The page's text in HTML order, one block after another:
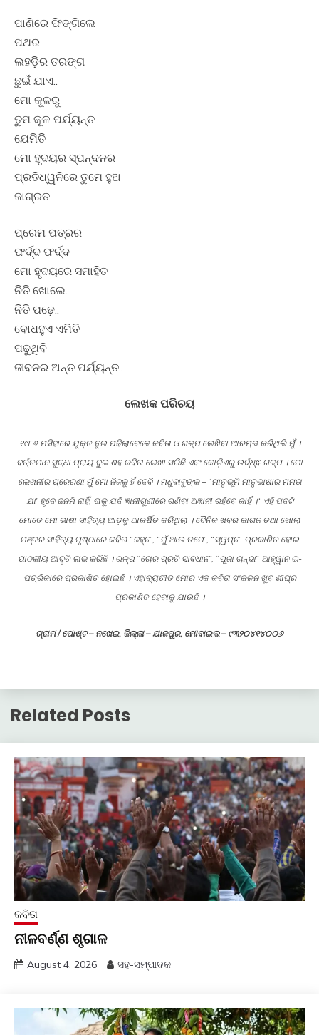
ପାଣିରେ ଫିଙ୍ଗିଲେ
ପଥର
ଲହଡ଼ିର ତରଙ୍ଗ
ଛୁଇଁ ଯାଏ..
ମୋ କୂଳରୁ
ତୁମ କୂଳ ପର୍ଯ୍ୟନ୍ତ
ଯେମିତି
ମୋ ହୃଦୟର ସ୍ପନ୍ଦନର
ପ୍ରତିଧ୍ୱନିରେ ତୁମେ ହୁଅ
ଜାଗ୍ରତ
ପ୍ରେମ ପତ୍ରର
ଫର୍ଦ୍ଦ ଫର୍ଦ୍ଦ
ମୋ ହୃଦୟରେ ସମାହିତ
ନିତି ଖୋଲେ.
ନିତି ପଢ଼େ..
ବୋଧହୁଏ ଏମିତି
ପଢୁଥିବି
ଜୀବନର ଅନ୍ତ ପର୍ଯ୍ୟନ୍ତ..
ଲେଖକ ପରିଚୟ
୧୯୮୬ ମସିହାରେ ଯୁକ୍ତ ଦୁଇ ପଢିଲାବେଳେ କବିତା ଓ ଗଳ୍ପ ଲେଖିବା ଆରମ୍ଭ କରିଥିଲି ମୁଁ ।
ବର୍ତ୍ତମାନ ସୁଦ୍ଧା ପ୍ରାୟ ଦୁଇ ଶହ କବିତା ଲେଖା ସରିଛି ଏବଂ କୋଡ଼ିଏରୁ ଉର୍ଦ୍ଧ୍ଵ ଗଳ୍ପ । ମୋ
ଲେଖନୀର ପ୍ରେରଣା ମୁଁ ମୋ ନିଜକୁ ହିଁ ଦେବି । ମଧୁବାବୁଙ୍କ – “ମାତୃଭୂମି ମାତୃଭାଷାର ମମତା
ଯା’ ହୃଦେ ଜନମି ନାହିଁ, ତାକୁ ଯଦି ଜ୍ଞାନୀଗୁଣୀରେ ଗଣିବା ଅଜ୍ଞାନୀ ରହିବେ କାହିଁ ।“ ଏହି ପଦଟି
ମୋତେ ମୋ ଭାଷା ସାହିତ୍ୟ ଆଡ଼କୁ ଆକର୍ଷିତ କରିଥିଲା । ଦୈନିକ ଖବର କାଗଜ ତଥା ଖୋଲା
ମଞ୍ଚର ସାହିତ୍ୟ ପୃଷ୍ଠାରେ କବିତା “ଜହ୍ନ”, “ମୁଁ ଆଉ ତମେ”, “ସ୍ୱପ୍ନ” ପ୍ରକାଶିତ ହୋଇ
ପାଠକୀୟ ଆଦୃତି ଲାଭ କରିଛି । ଗଳ୍ପ “ଚୋର ପ୍ରତି ସାବଧାନ”, “ପୂଜା ଚାନ୍ଦା” ଆହ୍ୱାନ ଇ-
ପତ୍ରିକାରେ ପ୍ରକାଶିତ ହୋଇଛି । ଏହାବ୍ୟତୀତ ମୋର ଏକ କବିତା ସଂକଳନ ଖୁବ ଶୀଘ୍ର
ପ୍ରକାଶିତ ହେବାକୁ ଯାଉଛି ।
ଗ୍ରାମ / ପୋଷ୍ଟ – ନଖେଇ, ଜିଲ୍ଲା – ଯାଜପୁର, ମୋବାଇଲ – ୯୩୨୦୪୧୪୦୦୬
Related Posts
କବିତା
ନୀଳବର୍ଣ୍ଣ ଶୃଗାଳ
August 4, 2026 ସହ-ସମ୍ପାଦକ